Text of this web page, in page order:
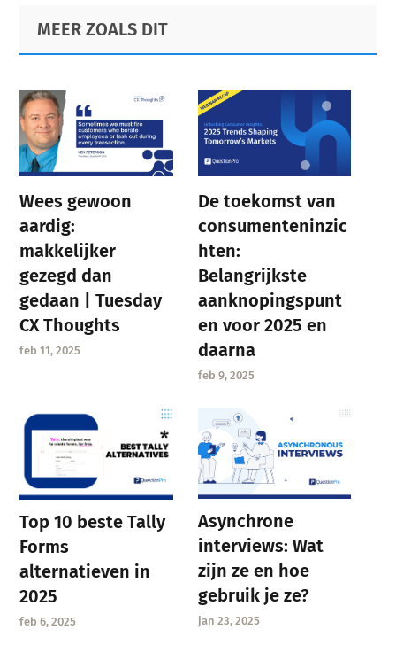
Primary
Sidebar
Footer
MEER ZOALS DIT
Wees gewoon
aardig:
makkelijker
gezegd dan
gedaan | Tuesday
CX Thoughts
feb 11, 2025
De toekomst van
consumenteninzic
hten:
Belangrijkste
aanknopingspunt
en voor 2025 en
daarna
feb 9, 2025
Top 10 beste Tally
Forms
alternatieven in
2025
feb 6, 2025
Asynchrone
interviews: Wat
zijn ze en hoe
gebruik je ze?
jan 23, 2025